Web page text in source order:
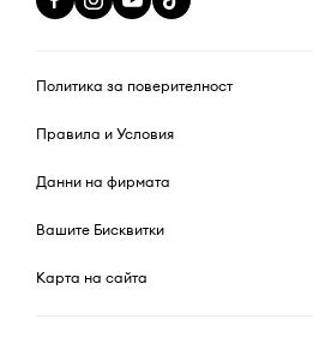
Политика за поверителност
Правила и Условия
Данни на фирмата
Вашите Бисквитки
Карта на сайта